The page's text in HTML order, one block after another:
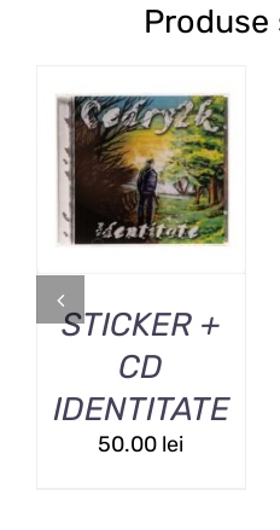
ADAUGĂ ÎN COȘ
/
DETALII
STICKER +
CD
IDENTITATE
50.00 lei